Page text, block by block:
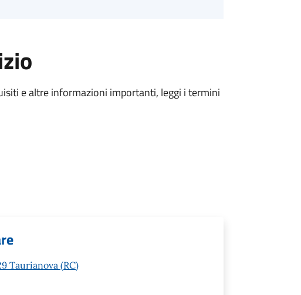
e altre informazioni importanti, leggi i termini
Taurianova (RC)